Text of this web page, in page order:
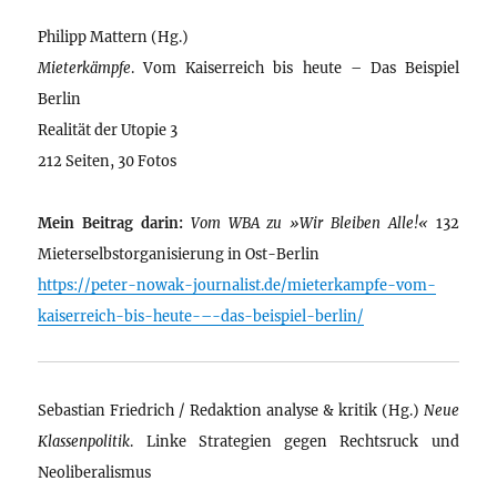
Philipp Mattern (Hg.)
Mieterkämpfe. Vom Kaiserreich bis heute – Das Beispiel
Berlin
Realität der Utopie 3
212 Seiten, 30 Fotos
Mein Beitrag darin: Vom WBA zu »Wir Bleiben Alle!« 132
Mieterselbstorganisierung in Ost-Berlin
https://peter-nowak-journalist.de/mieterkampfe-vom-
kaiserreich-bis-heute-–-das-beispiel-berlin/
Sebastian Friedrich / Redaktion analyse & kritik (Hg.) Neue
Klassenpolitik. Linke Strategien gegen Rechtsruck und
Neoliberalismus